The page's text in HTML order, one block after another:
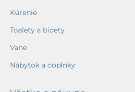
Kúrenie
Toalety a bidety
Vane
Nábytok a doplnky